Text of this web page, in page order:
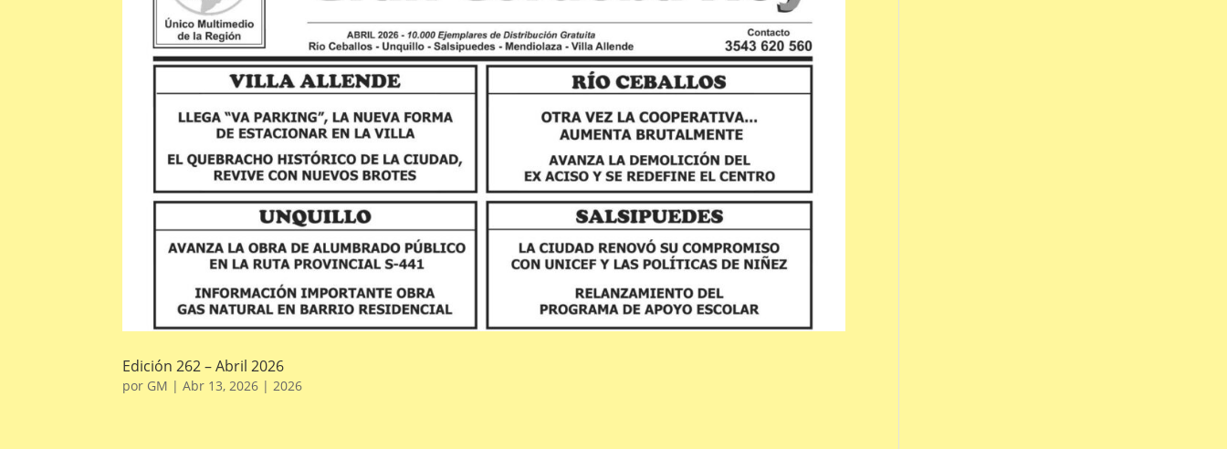
Edición 262 – Abril 2026
por GM |Abr 13, 2026 |2026